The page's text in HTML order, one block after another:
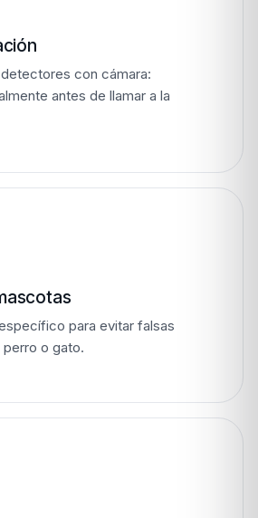
con cámara:
antes de llamar a la
para evitar falsas
perro o gato.